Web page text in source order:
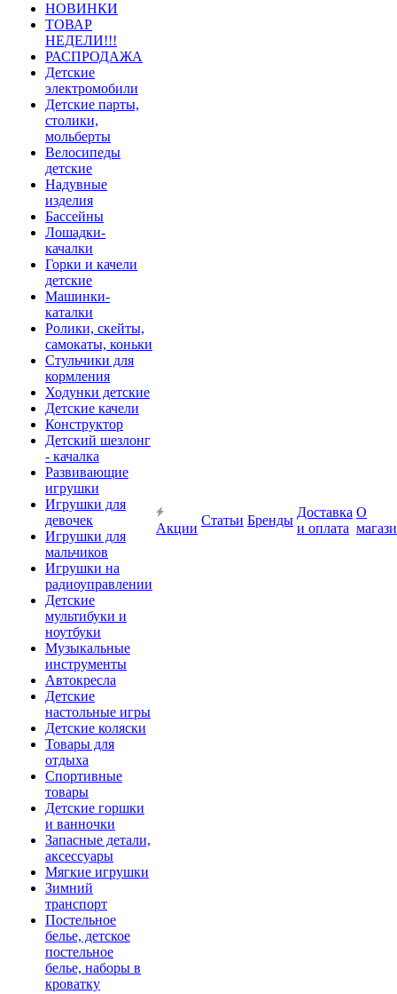
НОВИНКИ
ТОВАР
НЕДЕЛИ!!!
РАСПРОДАЖА
Детские
электромобили
Детские парты,
столики,
мольберты
Велосипеды
детские
Надувные
изделия
Бассейны
Лошадки-
качалки
Горки и качели
детские
Машинки-
каталки
Ролики, скейты,
самокаты, коньки
Стульчики для
кормления
Ходунки детские
Детские качели
Конструктор
Детский шезлонг
- качалка
Развивающие
игрушки
Игрушки для
девочек
Игрушки для
мальчиков
Игрушки на
радиоуправлении
Детские
мультибуки и
ноутбуки
Музыкальные
инструменты
Автокресла
Детские
настольные игры
Детские коляски
Товары для
отдыха
Спортивные
товары
Детские горшки
и ванночки
Запасные детали,
аксессуары
Мягкие игрушки
Зимний
транспорт
Постельное
белье, детское
постельное
белье, наборы в
кроватку
Акции
Статьи Бренды
Доставка
и оплата
О